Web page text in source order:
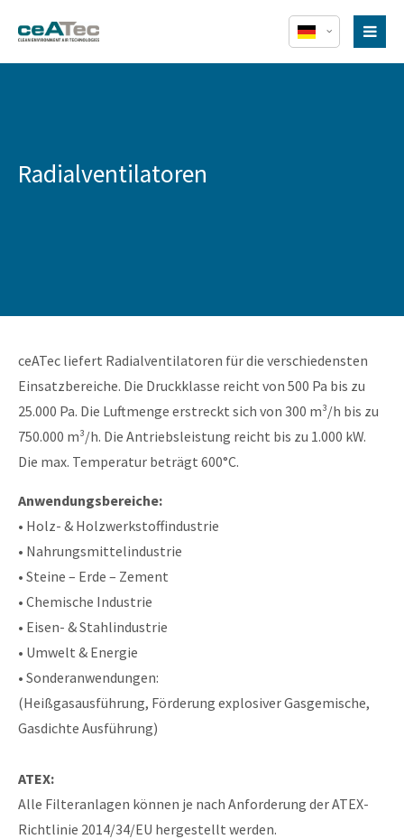
Radialventilatoren
ceATec liefert Radialventilatoren für die verschiedensten
Einsatzbereiche. Die Druckklasse reicht von 500 Pa bis zu
25.000 Pa. Die Luftmenge erstreckt sich von 300 m³/h bis zu
750.000 m³/h. Die Antriebsleistung reicht bis zu 1.000 kW.
Die max. Temperatur beträgt 600°C.
Anwendungsbereiche:
• Holz- & Holzwerkstoffindustrie
• Nahrungsmittelindustrie
• Steine – Erde – Zement
• Chemische Industrie
• Eisen- & Stahlindustrie
• Umwelt & Energie
• Sonderanwendungen:
(Heißgasausführung, Förderung explosiver Gasgemische,
Gasdichte Ausführung)
ATEX:
Alle Filteranlagen können je nach Anforderung der ATEX-
Richtlinie 2014/34/EU hergestellt werden.